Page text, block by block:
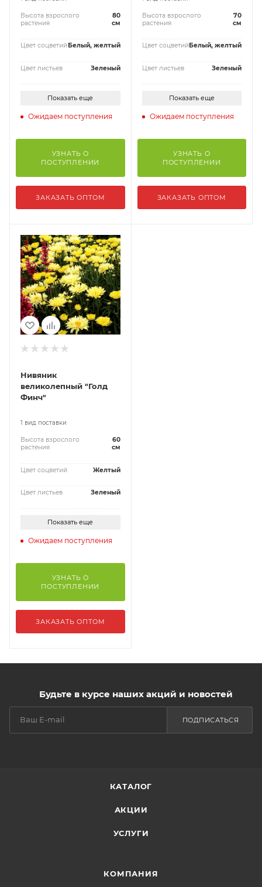
Высота взрослого
растения
80
см
Цвет соцветий Белый, желтый
Цвет листьев Зеленый
Показать еще
Ожидаем поступления
УЗНАТЬ О
ПОСТУПЛЕНИИ
ЗАКАЗАТЬ ОПТОМ
Высота взрослого
растения
70
см
Цвет соцветий Белый, желтый
Цвет листьев Зеленый
Показать еще
Ожидаем поступления
УЗНАТЬ О
ПОСТУПЛЕНИИ
ЗАКАЗАТЬ ОПТОМ
Нивяник
великолепный "Голд
Финч"
1 вид поставки
Высота взрослого
растения
60
см
Цвет соцветий Желтый
Цвет листьев Зеленый
Показать еще
Ожидаем поступления
УЗНАТЬ О
ПОСТУПЛЕНИИ
ЗАКАЗАТЬ ОПТОМ
Будьте в курсе наших акций и новостей
ПОДПИСАТЬСЯ
КАТАЛОГ
АКЦИИ
УСЛУГИ
КОМПАНИЯ